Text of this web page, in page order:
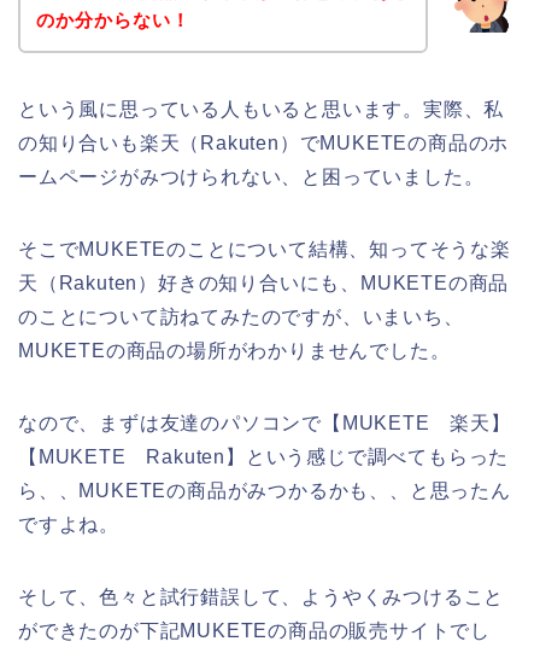
のか分からない！
という風に思っている人もいると思います。実際、私
の知り合いも楽天（Rakuten）でMUKETEの商品のホ
ームページがみつけられない、と困っていました。
そこでMUKETEのことについて結構、知ってそうな楽
天（Rakuten）好きの知り合いにも、MUKETEの商品
のことについて訪ねてみたのですが、いまいち、
MUKETEの商品の場所がわかりませんでした。
なので、まずは友達のパソコンで【MUKETE 楽天】
【MUKETE Rakuten】という感じで調べてもらった
ら、、MUKETEの商品がみつかるかも、、と思ったん
ですよね。
そして、色々と試行錯誤して、ようやくみつけること
ができたのが下記MUKETEの商品の販売サイトでし